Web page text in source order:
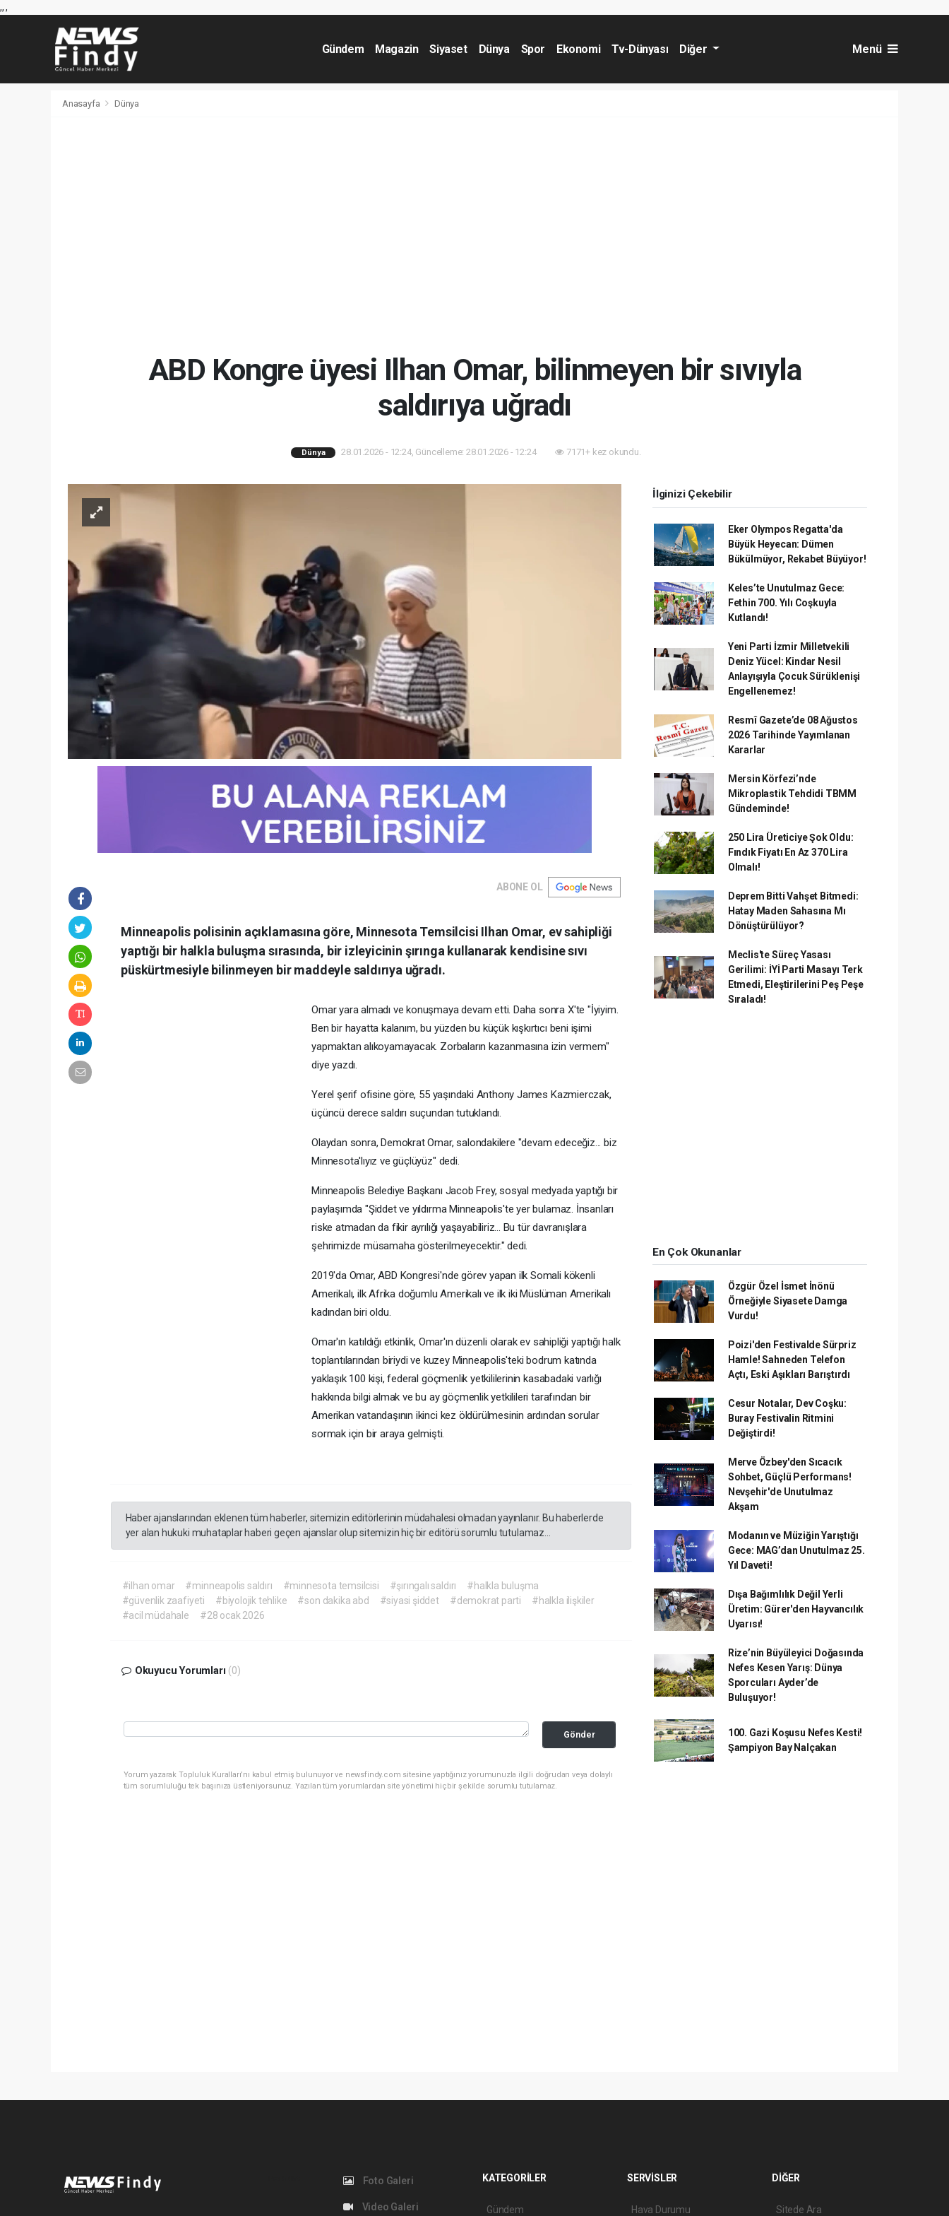
,,,
Gündem Magazin Siyaset Dünya Spor Ekonomi Tv-Dünyası Diğer Menü
Anasayfa Dünya
ABD Kongre üyesi Ilhan Omar, bilinmeyen bir sıvıyla
saldırıya uğradı
Dünya 28.01.2026 - 12:24, Güncelleme: 28.01.2026 - 12:24 7171+ kez okundu.
ABONE OL
Minneapolis polisinin açıklamasına göre, Minnesota Temsilcisi Ilhan Omar, ev sahipliği
yaptığı bir halkla buluşma sırasında, bir izleyicinin şırınga kullanarak kendisine sıvı
püskürtmesiyle bilinmeyen bir maddeyle saldırıya uğradı.
Omar yara almadı ve konuşmaya devam etti. Daha sonra X'te "İyiyim.
Ben bir hayatta kalanım, bu yüzden bu küçük kışkırtıcı beni işimi
yapmaktan alıkoyamayacak. Zorbaların kazanmasına izin vermem"
diye yazdı.
Yerel şerif ofisine göre, 55 yaşındaki Anthony James Kazmierczak,
üçüncü derece saldırı suçundan tutuklandı.
Olaydan sonra, Demokrat Omar, salondakilere "devam edeceğiz... biz
Minnesota'lıyız ve güçlüyüz" dedi.
Minneapolis Belediye Başkanı Jacob Frey, sosyal medyada yaptığı bir
paylaşımda "Şiddet ve yıldırma Minneapolis'te yer bulamaz. İnsanları
riske atmadan da fikir ayrılığı yaşayabiliriz... Bu tür davranışlara
şehrimizde müsamaha gösterilmeyecektir." dedi.
2019'da Omar, ABD Kongresi'nde görev yapan ilk Somali kökenli
Amerikalı, ilk Afrika doğumlu Amerikalı ve ilk iki Müslüman Amerikalı
kadından biri oldu.
Omar'ın katıldığı etkinlik, Omar'ın düzenli olarak ev sahipliği yaptığı halk
toplantılarından biriydi ve kuzey Minneapolis'teki bodrum katında
yaklaşık 100 kişi, federal göçmenlik yetkililerinin kasabadaki varlığı
hakkında bilgi almak ve bu ay göçmenlik yetkilileri tarafından bir
Amerikan vatandaşının ikinci kez öldürülmesinin ardından sorular
sormak için bir araya gelmişti.
Haber ajanslarından eklenen tüm haberler, sitemizin editörlerinin müdahalesi olmadan yayınlanır. Bu haberlerde
yer alan hukuki muhataplar haberi geçen ajanslar olup sitemizin hiç bir editörü sorumlu tutulamaz...
#ilhan omar #minneapolis saldırı #minnesota temsilcisi #şırıngalı saldırı
#halkla buluşma
#güvenlik zaafiyeti
#biyolojik tehlike #son dakika abd #siyasi şiddet #demokrat parti
#halkla ilişkiler
#acil müdahale
#28 ocak 2026
Okuyucu Yorumları (0)
Gönder
Yorum yazarak Topluluk Kuralları’nı kabul etmiş bulunuyor ve newsfindy.com sitesine yaptığınız yorumunuzla ilgili doğrudan veya dolaylı
tüm sorumluluğu tek başınıza üstleniyorsunuz. Yazılan tüm yorumlardan site yönetimi hiçbir şekilde sorumlu tutulamaz.
İlginizi Çekebilir
Eker Olympos Regatta'da
Büyük Heyecan: Dümen
Bükülmüyor, Rekabet Büyüyor!
Keles’te Unutulmaz Gece:
Fethin 700. Yılı Coşkuyla
Kutlandı!
Yeni Parti İzmir Milletvekili
Deniz Yücel: Kindar Nesil
Anlayışıyla Çocuk Sürüklenişi
Engellenemez!
Resmî Gazete’de 08 Ağustos
2026 Tarihinde Yayımlanan
Kararlar
Mersin Körfezi’nde
Mikroplastik Tehdidi TBMM
Gündeminde!
250 Lira Üreticiye Şok Oldu:
Fındık Fiyatı En Az 370 Lira
Olmalı!
Deprem Bitti Vahşet Bitmedi:
Hatay Maden Sahasına Mı
Dönüştürülüyor?
Meclis'te Süreç Yasası
Gerilimi: İYİ Parti Masayı Terk
Etmedi, Eleştirilerini Peş Peşe
Sıraladı!
En Çok Okunanlar
Özgür Özel İsmet İnönü
Örneğiyle Siyasete Damga
Vurdu!
Poizi'den Festivalde Sürpriz
Hamle! Sahneden Telefon
Açtı, Eski Aşıkları Barıştırdı
Cesur Notalar, Dev Coşku:
Buray Festivalin Ritmini
Değiştirdi!
Merve Özbey'den Sıcacık
Sohbet, Güçlü Performans!
Nevşehir'de Unutulmaz
Akşam
Modanın ve Müziğin Yarıştığı
Gece: MAG’dan Unutulmaz 25.
Yıl Daveti!
Dışa Bağımlılık Değil Yerli
Üretim: Gürer'den Hayvancılık
Uyarısı!
Rize’nin Büyüleyici Doğasında
Nefes Kesen Yarış: Dünya
Sporcuları Ayder’de
Buluşuyor!
100. Gazi Koşusu Nefes Kesti!
Şampiyon Bay Nalçakan
Foto Galeri
Video Galeri
KATEGORİLER
Gündem
SERVİSLER
Hava Durumu
DİĞER
Sitede Ara